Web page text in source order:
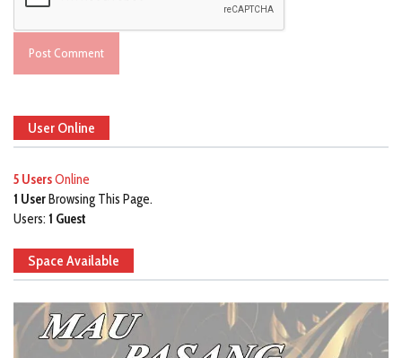
User Online
5 UsersOnline
1 UserBrowsing This Page.
Users: 1 Guest
Space Available